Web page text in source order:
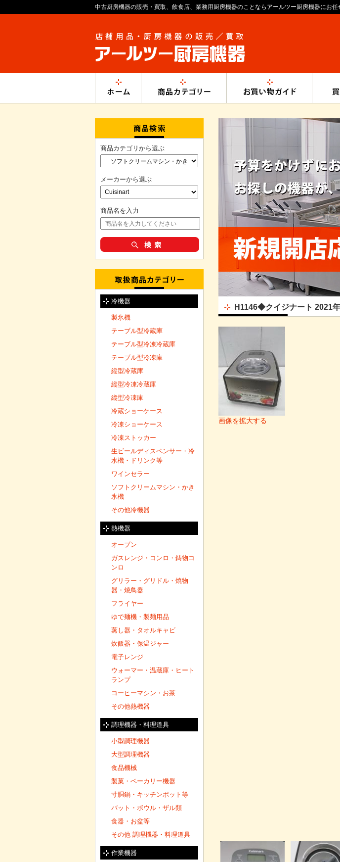
中古厨房機器の販売・買取、飲食店、業務用厨房機器のことならアールツー厨房機器にお任
商品カテゴリから選ぶ
メーカーから選ぶ
商品名を入力
冷機器
製氷機
テーブル型冷蔵庫
テーブル型冷凍冷蔵庫
テーブル型冷凍庫
縦型冷蔵庫
縦型冷凍冷蔵庫
縦型冷凍庫
冷蔵ショーケース
冷凍ショーケース
冷凍ストッカー
生ビールディスペンサー・冷
水機・ドリンク等
ワインセラー
ソフトクリームマシン・かき
氷機
その他冷機器
熱機器
オーブン
ガスレンジ・コンロ・鋳物コ
ンロ
グリラー・グリドル・焼物
器・焼鳥器
フライヤー
ゆで麺機・製麺用品
蒸し器・タオルキャビ
炊飯器・保温ジャー
電子レンジ
ウォーマー・温蔵庫・ヒート
ランプ
コーヒーマシン・お茶
その他熱機器
調理機器・料理道具
小型調理機器
大型調理機器
食品機械
製菓・ベーカリー機器
寸胴鍋・キッチンポット等
バット・ボウル・ザル類
食器・お盆等
その他 調理機器・料理道具
作業機器
H1146◆クイジナート 2021
画像を拡大する